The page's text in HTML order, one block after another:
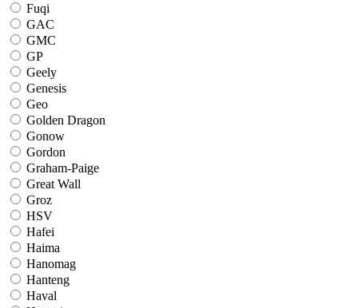
Fuqi
GAC
GMC
GP
Geely
Genesis
Geo
Golden Dragon
Gonow
Gordon
Graham-Paige
Great Wall
Groz
HSV
Hafei
Haima
Hanomag
Hanteng
Haval